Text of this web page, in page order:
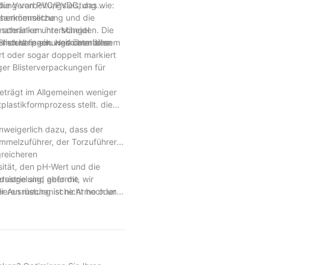
Verarbeitungsleistung wie:
und die
unterscheiden. Die
Verpackungsmaterialien
von PVC/PVDC, das
ihre Mängel
ein. Herkömmliche
oder sogar doppelt markiert
liegen weit über diesem
Blisterverpackungen für
im Allgemeinen weniger
stellt. die
dazu, dass der
der Torzuführer
den pH-Wert und die
sind geformt, wir
mechanische Arme oder
aber die
Ausrüstung ist nicht hoch und
sogar direkt unterbrochen,